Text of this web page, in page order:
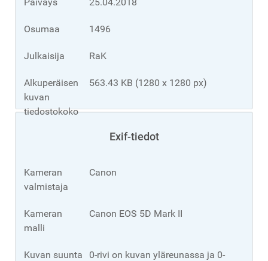
Osumaa 1496
Julkaisija RaK
Alkuperäisen
kuvan
tiedostokoko
563.43 KB (1280 x 1280 px)
Exif-tiedot
Kameran
valmistaja
Canon
Kameran
malli
Canon EOS 5D Mark II
Kuvan suunta
0-rivi on kuvan yläreunassa ja 0-